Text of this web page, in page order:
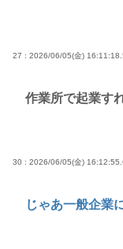
27 : 2026/06/05(金)
作業所で起業す
30 : 2026/06/05(金)
じゃあ一般企業